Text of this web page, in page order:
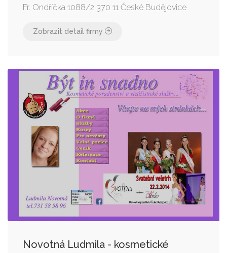
Fr. Ondříčka 1088/2 370 11 České Budějovice
Zobrazit detail firmy
Novotná Ludmila - kosmetické